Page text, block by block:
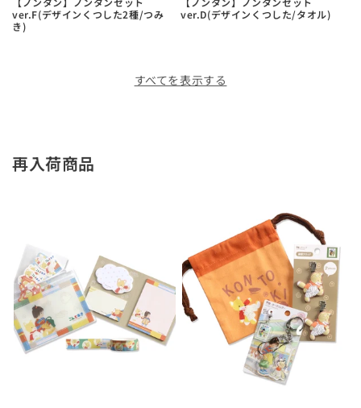
ver.F(デザインくつした2種/つみ
き)
ver.D(デザインくつした/タオル)
すべてを表示する
再入荷商品